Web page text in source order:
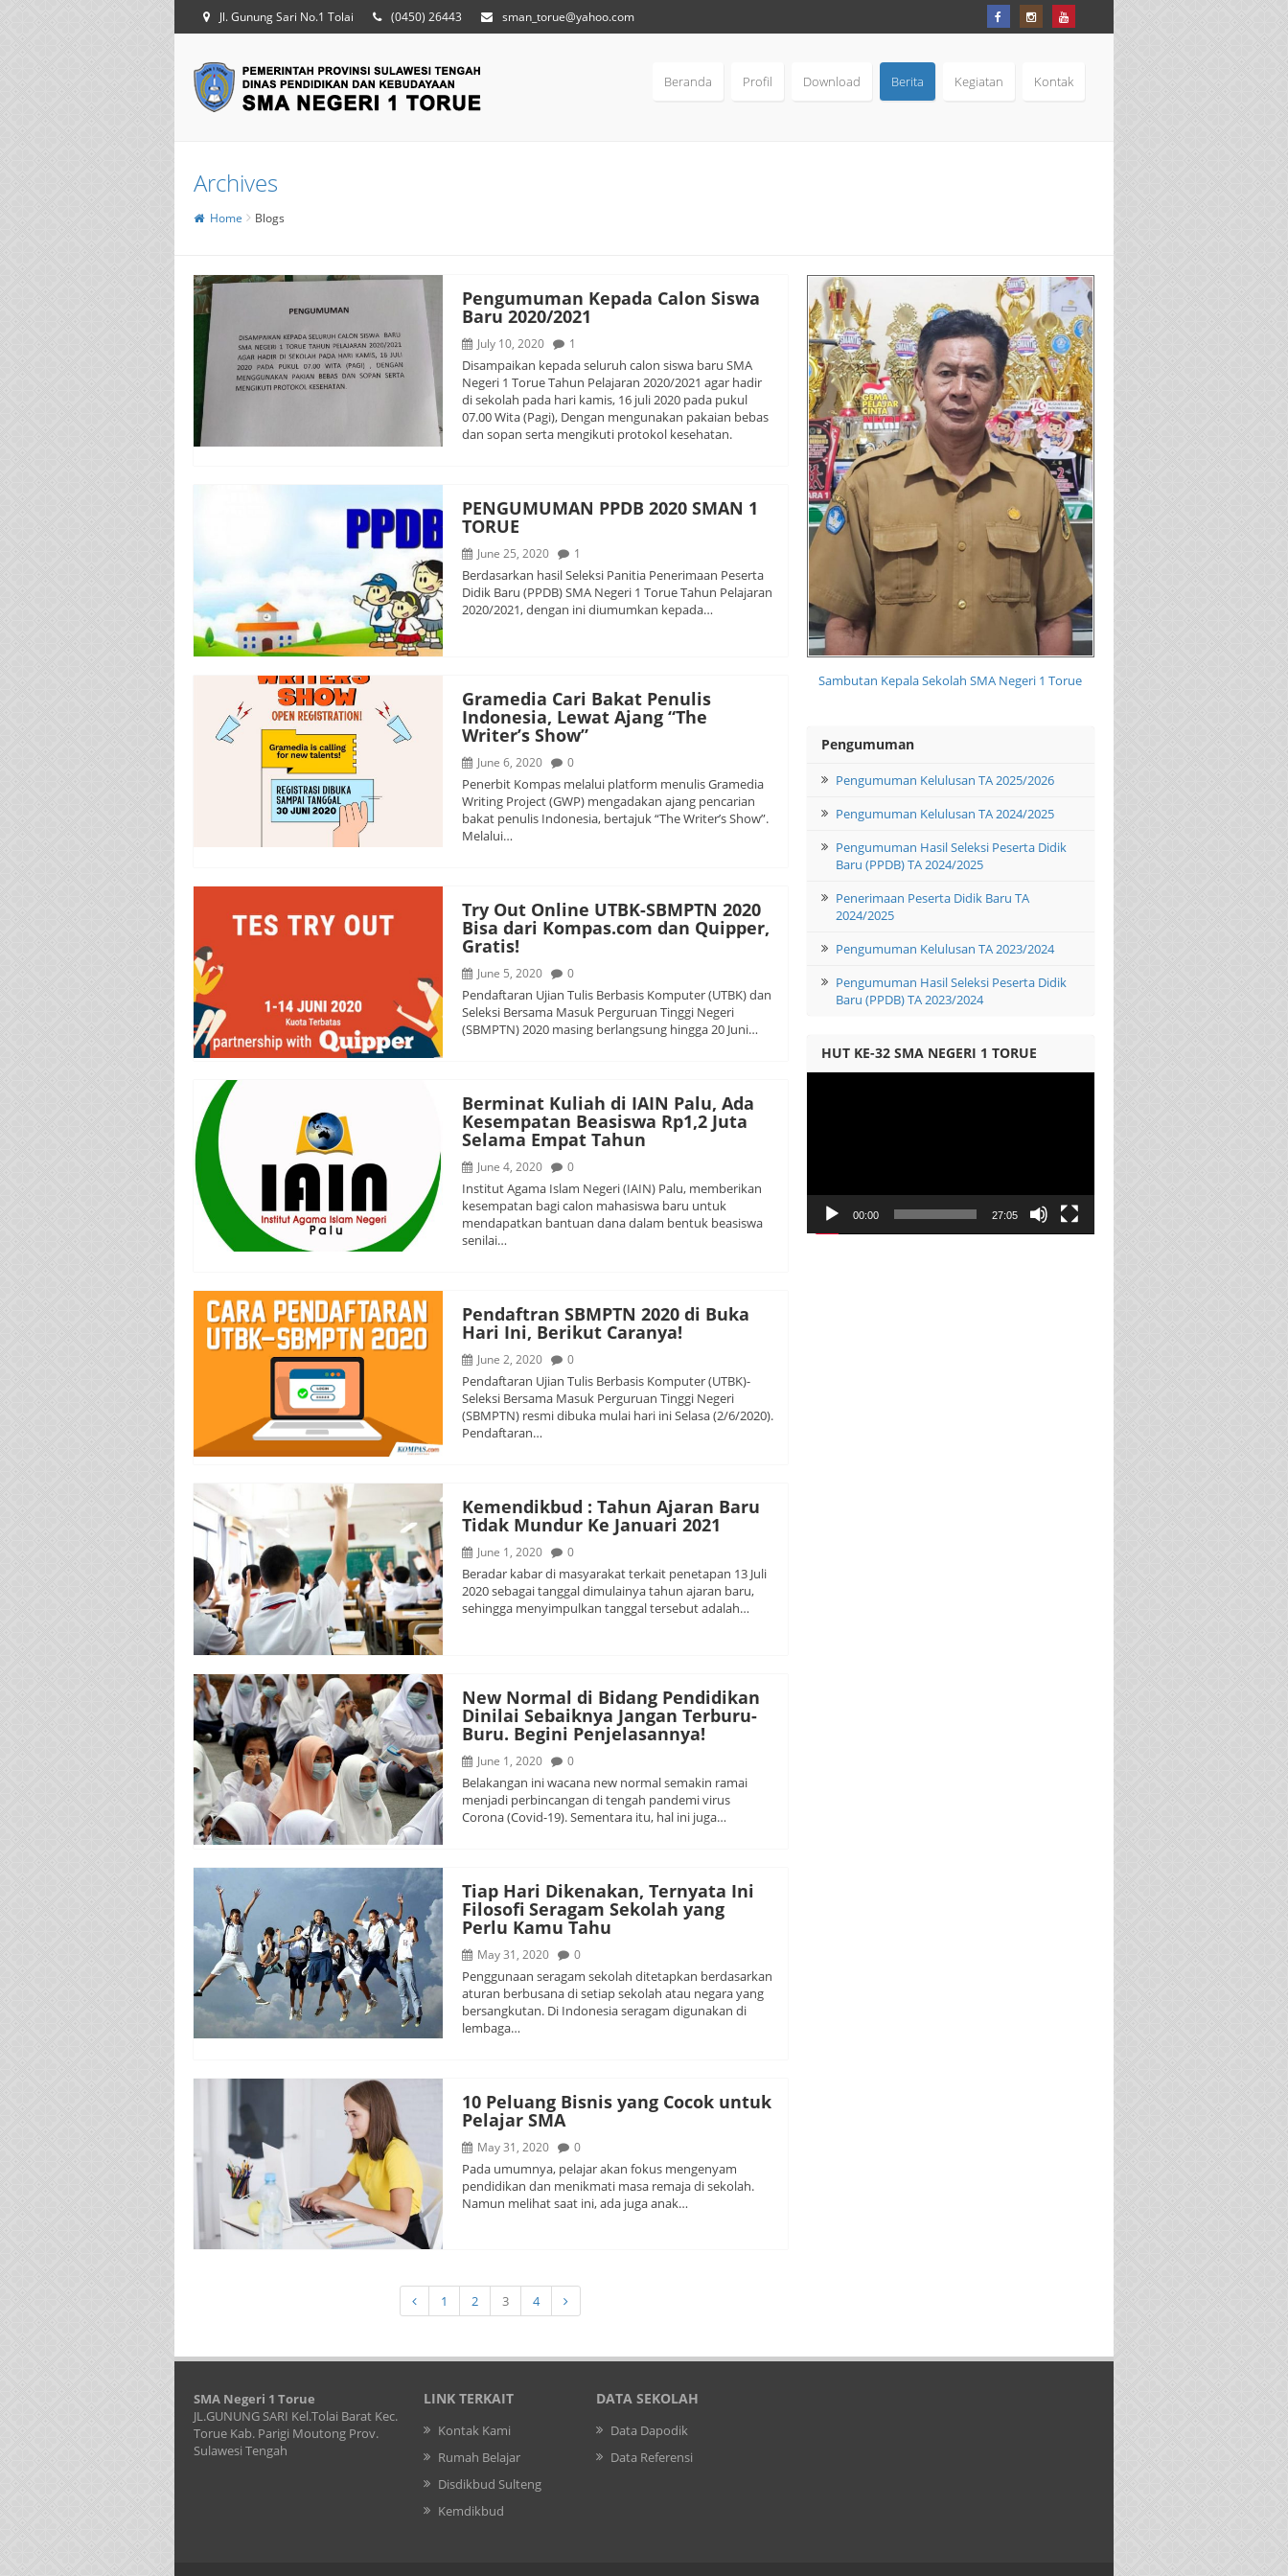
Jl. Gunung Sari No.1 Tolai (0450) 26443 sman_torue@yahoo.com
Beranda Profil Download Berita Kegiatan Kontak
Archives
Home Blogs
Pengumuman Kepada Calon Siswa
Baru 2020/2021
July 10, 2020 1
Disampaikan kepada seluruh calon siswa baru SMA
Negeri 1 Torue Tahun Pelajaran 2020/2021 agar hadir
di sekolah pada hari kamis, 16 juli 2020 pada pukul
07.00 Wita (Pagi), Dengan mengunakan pakaian bebas
dan sopan serta mengikuti protokol kesehatan.
PENGUMUMAN PPDB 2020 SMAN 1
TORUE
June 25, 2020 1
Berdasarkan hasil Seleksi Panitia Penerimaan Peserta
Didik Baru (PPDB) SMA Negeri 1 Torue Tahun Pelajaran
2020/2021, dengan ini diumumkan kepada…
Gramedia Cari Bakat Penulis
Indonesia, Lewat Ajang “The
Writer’s Show”
June 6, 2020 0
Penerbit Kompas melalui platform menulis Gramedia
Writing Project (GWP) mengadakan ajang pencarian
bakat penulis Indonesia, bertajuk “The Writer’s Show”.
Melalui…
Try Out Online UTBK-SBMPTN 2020
Bisa dari Kompas.com dan Quipper,
Gratis!
June 5, 2020 0
Pendaftaran Ujian Tulis Berbasis Komputer (UTBK) dan
Seleksi Bersama Masuk Perguruan Tinggi Negeri
(SBMPTN) 2020 masing berlangsung hingga 20 Juni…
Berminat Kuliah di IAIN Palu, Ada
Kesempatan Beasiswa Rp1,2 Juta
Selama Empat Tahun
June 4, 2020 0
Institut Agama Islam Negeri (IAIN) Palu, memberikan
kesempatan bagi calon mahasiswa baru untuk
mendapatkan bantuan dana dalam bentuk beasiswa
senilai…
Pendaftran SBMPTN 2020 di Buka
Hari Ini, Berikut Caranya!
June 2, 2020 0
Pendaftaran Ujian Tulis Berbasis Komputer (UTBK)-
Seleksi Bersama Masuk Perguruan Tinggi Negeri
(SBMPTN) resmi dibuka mulai hari ini Selasa (2/6/2020).
Pendaftaran…
Kemendikbud : Tahun Ajaran Baru
Tidak Mundur Ke Januari 2021
June 1, 2020 0
Beradar kabar di masyarakat terkait penetapan 13 Juli
2020 sebagai tanggal dimulainya tahun ajaran baru,
sehingga menyimpulkan tanggal tersebut adalah…
New Normal di Bidang Pendidikan
Dinilai Sebaiknya Jangan Terburu-
Buru. Begini Penjelasannya!
June 1, 2020 0
Belakangan ini wacana new normal semakin ramai
menjadi perbincangan di tengah pandemi virus
Corona (Covid-19). Sementara itu, hal ini juga…
Tiap Hari Dikenakan, Ternyata Ini
Filosofi Seragam Sekolah yang
Perlu Kamu Tahu
May 31, 2020 0
Penggunaan seragam sekolah ditetapkan berdasarkan
aturan berbusana di setiap sekolah atau negara yang
bersangkutan. Di Indonesia seragam digunakan di
lembaga…
10 Peluang Bisnis yang Cocok untuk
Pelajar SMA
May 31, 2020 0
Pada umumnya, pelajar akan fokus mengenyam
pendidikan dan menikmati masa remaja di sekolah.
Namun melihat saat ini, ada juga anak…
1 2 3 4
Sambutan Kepala Sekolah SMA Negeri 1 Torue
Pengumuman
Pengumuman Kelulusan TA 2025/2026
Pengumuman Kelulusan TA 2024/2025
Pengumuman Hasil Seleksi Peserta Didik
Baru (PPDB) TA 2024/2025
Penerimaan Peserta Didik Baru TA
2024/2025
Pengumuman Kelulusan TA 2023/2024
Pengumuman Hasil Seleksi Peserta Didik
Baru (PPDB) TA 2023/2024
HUT KE-32 SMA NEGERI 1 TORUE
00:00 27:05
SMA Negeri 1 Torue
JL.GUNUNG SARI Kel.Tolai Barat Kec.
Torue Kab. Parigi Moutong Prov.
Sulawesi Tengah
LINK TERKAIT
Kontak Kami
Rumah Belajar
Disdikbud Sulteng
Kemdikbud
DATA SEKOLAH
Data Dapodik
Data Referensi